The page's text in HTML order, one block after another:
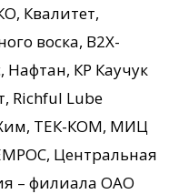
Квалитет,
воска, B2X-
Нафтан, КР Каучук
Richful Lube
Хим, ТЕК-КОМ, МИЦ
Центральная
– филиала ОАО